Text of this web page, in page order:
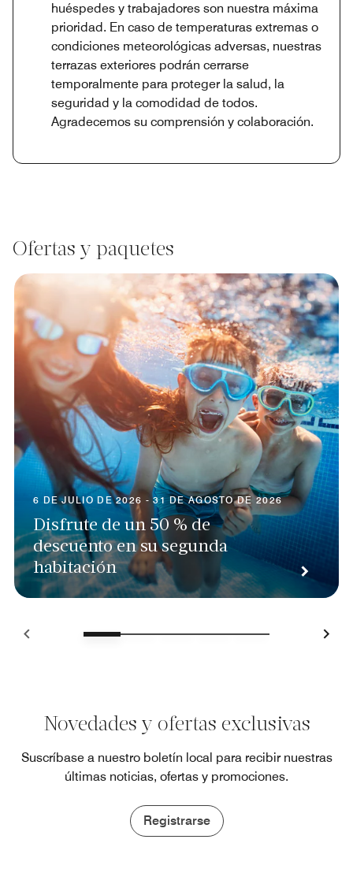
huéspedes y trabajadores son nuestra máxima
prioridad. En caso de temperaturas extremas o
condiciones meteorológicas adversas, nuestras
terrazas exteriores podrán cerrarse
temporalmente para proteger la salud, la
seguridad y la comodidad de todos.
Agradecemos su comprensión y colaboración.
Ofertas y paquetes
6 DE JULIO DE 2026 - 31 DE AGOSTO DE 2026
Disfrute de un 50 % de
descuento en su segunda
habitación
Novedades y ofertas exclusivas
Suscríbase a nuestro boletín local para recibir nuestras
últimas noticias, ofertas y promociones.
Registrarse